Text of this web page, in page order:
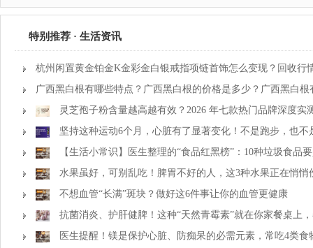
特别推荐 · 生活资讯
杭州闲置黄金铂金K金彩金白银戒指项链首饰怎么变现？回收行
广西黑白根有哪些特点？广西黑白根的价格是多少？广西黑白
品牌口碑最好？灵芝孢子粉含量越高越有效？2026 年七款热门品牌深度实
南
坚持这种运动6个月，心脏有了显著变化！不是跑步，也不
【生活小常识】医生整理的“食品红黑榜”：10种垃圾食品
多吃！
水果虽好，可别乱吃！脾胃不好的人，这3种水果正在悄悄
不想血管“长满”斑块？做好这6件事让你的血管更健康
抗菌消炎、护肝健脾！这种“天然青霉素”就在你家餐桌上
医生提醒！镁是保护心脏、防痴呆的必需元素，常吃4类食